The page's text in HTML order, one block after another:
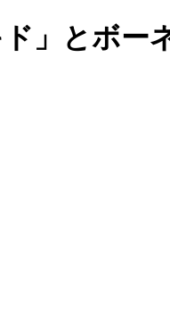
」とボー